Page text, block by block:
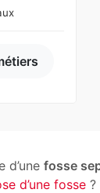
d’une fosse
d’une fosse ?